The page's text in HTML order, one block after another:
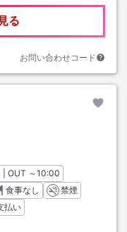
る
お問い合わせコード
イン
| OUT チェックアウト
～10:00
食事なし
禁煙
払い